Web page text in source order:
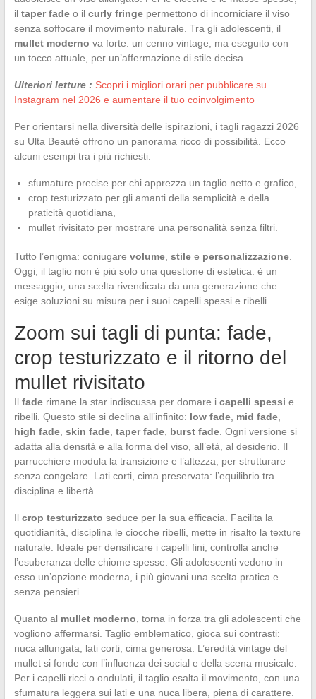
il taper fadeo il curly fringepermettono di incorniciare il viso
senza soffocare il movimento naturale. Tra gli adolescenti, il
mullet moderno va forte: un cenno vintage, ma eseguito con
un tocco attuale, per un’affermazione di stile decisa.
Ulteriori letture : Scopri i migliori orari per pubblicare su
Instagram nel 2026 e aumentare il tuo coinvolgimento
Per orientarsi nella diversità delle ispirazioni, i tagli ragazzi 2026
su Ulta Beauté offrono un panorama ricco di possibilità. Ecco
alcuni esempi tra i più richiesti:
sfumature precise per chi apprezza un taglio netto e grafico,
crop testurizzato per gli amanti della semplicità e della
praticità quotidiana,
mullet rivisitato per mostrare una personalità senza filtri.
Tutto l’enigma: coniugare volume, stilee personalizzazione.
Oggi, il taglio non è più solo una questione di estetica: è un
messaggio, una scelta rivendicata da una generazione che
esige soluzioni su misura per i suoi capelli spessi e ribelli.
Zoom sui tagli di punta: fade,
crop testurizzato e il ritorno del
mullet rivisitato
Il faderimane la star indiscussa per domare i capelli spessi e
ribelli. Questo stile si declina all’infinito: low fade, mid fade,
high fade, skin fade, taper fade, burst fade. Ogni versione si
adatta alla densità e alla forma del viso, all’età, al desiderio. Il
parrucchiere modula la transizione e l’altezza, per strutturare
senza congelare. Lati corti, cima preservata: l’equilibrio tra
disciplina e libertà.
Il crop testurizzato seduce per la sua efficacia. Facilita la
quotidianità, disciplina le ciocche ribelli, mette in risalto la texture
naturale. Ideale per densificare i capelli fini, controlla anche
l’esuberanza delle chiome spesse. Gli adolescenti vedono in
esso un’opzione moderna, i più giovani una scelta pratica e
senza pensieri.
Quanto al mullet moderno , torna in forza tra gli adolescenti che
vogliono affermarsi. Taglio emblematico, gioca sui contrasti:
nuca allungata, lati corti, cima generosa. L’eredità vintage del
mullet si fonde con l’influenza dei social e della scena musicale.
Per i capelli ricci o ondulati, il taglio esalta il movimento, con una
sfumatura leggera sui lati e una nuca libera, piena di carattere.